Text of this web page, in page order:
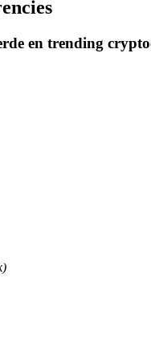
en trending